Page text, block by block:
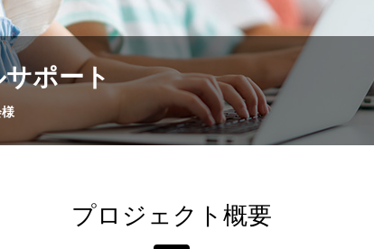
ポート
プロジェクト概要